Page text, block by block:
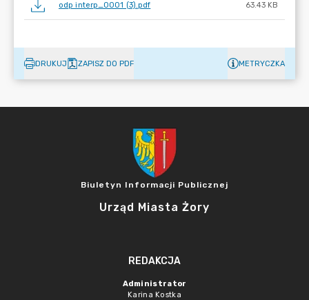
odp interp_0001 (3).pdf 63.43 KB
DRUKUJ ZAPISZ DO PDF METRYCZKA
Biuletyn Informacji Publicznej
Urząd Miasta Żory
REDAKCJA
Administrator
Karina Kostka